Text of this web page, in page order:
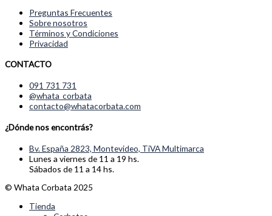
Preguntas Frecuentes
Sobre nosotros
Términos y Condiciones
Privacidad
CONTACTO
091 731 731
@whata_corbata
contacto@whatacorbata.com
¿Dónde nos encontrás?
Bv. España 2823, Montevideo, TiVA Multimarca
Lunes a viernes de 11 a 19 hs.
Sábados de 11 a 14 hs.
© Whata Corbata 2025
Tienda